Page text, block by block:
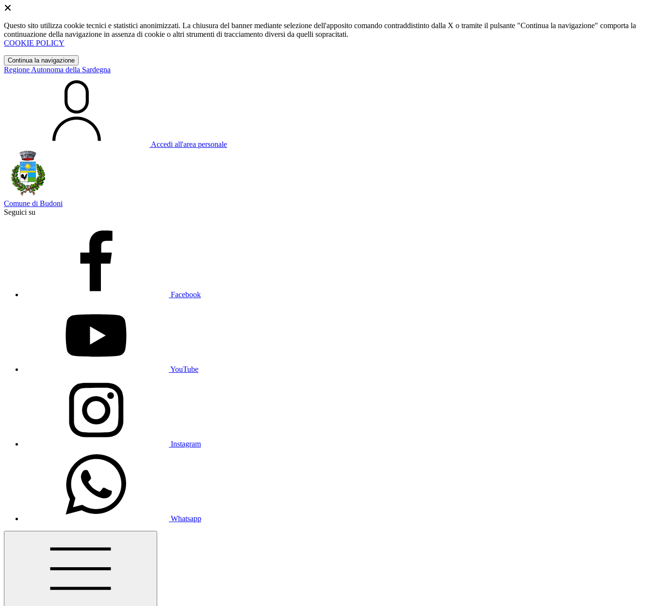
Questo sito utilizza cookie tecnici e statistici anonimizzati. La chiusura del banner mediante selezione dell'apposito comando contraddistinto dalla X o tramite il pulsante "Continua la navigazione" comporta la
continuazione della navigazione in assenza di cookie o altri strumenti di tracciamento diversi da quelli sopracitati.
COOKIE POLICY
Continua la navigazione
Regione Autonoma della Sardegna
Accedi all'area personale
Comune di Budoni
Seguici su
Facebook
YouTube
Instagram
Whatsapp